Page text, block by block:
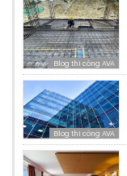
Blog thi công AVA
Blog thi công AVA